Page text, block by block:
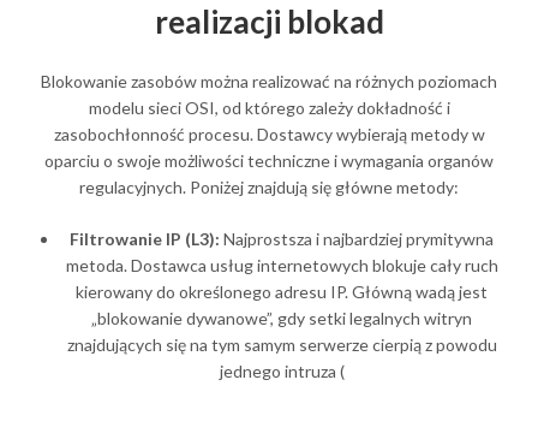
realizacji blokad
Blokowanie zasobów można realizować na różnych poziomach
modelu sieci OSI, od którego zależy dokładność i
zasobochłonność procesu. Dostawcy wybierają metody w
oparciu o swoje możliwości techniczne i wymagania organów
regulacyjnych. Poniżej znajdują się główne metody:
Filtrowanie IP (L3): Najprostsza i najbardziej prymitywna
metoda. Dostawca usług internetowych blokuje cały ruch
kierowany do określonego adresu IP. Główną wadą jest
„blokowanie dywanowe”, gdy setki legalnych witryn
znajdujących się na tym samym serwerze cierpią z powodu
jednego intruza (